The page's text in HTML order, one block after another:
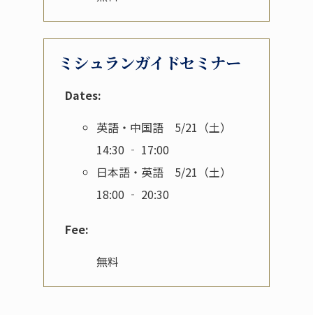
ミシュランガイドセミナー
Dates:
英語・中国語 5/21（土）
14:30 ‐ 17:00
日本語・英語 5/21（土）
18:00 ‐ 20:30
Fee:
無料